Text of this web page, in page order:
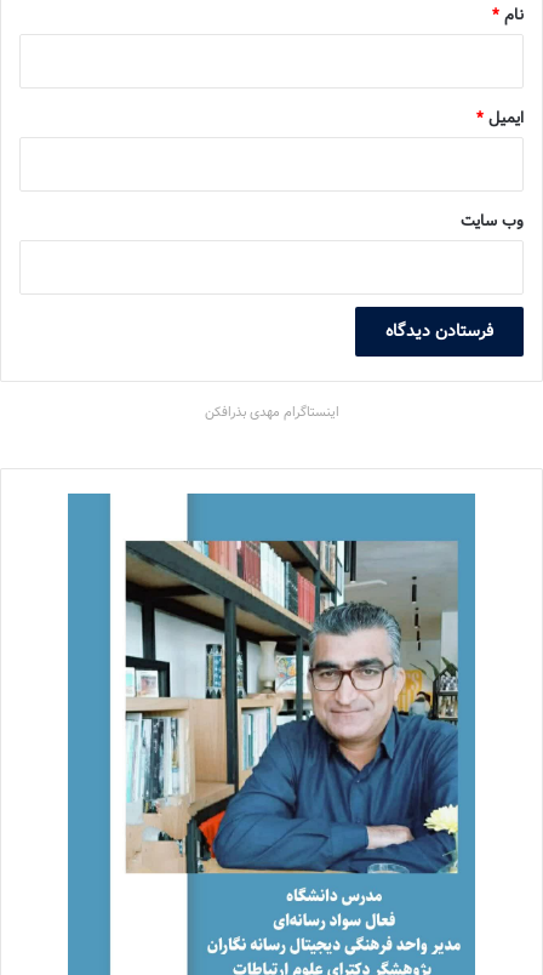
نام*
ایمیل*
وب‌ سایت
اینستاگرام مهدی بذرافکن